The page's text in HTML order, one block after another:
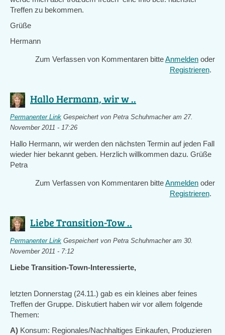
Treffen zu bekommen.
Grüße
Hermann
Zum Verfassen von Kommentaren bitteAnmelden oder
Registrieren.
Hallo Hermann, wir w ..
Permanenter Link Gespeichert von Petra Schuhmacheram 27.
November 2011 - 17:26
Hallo Hermann, wir werden den nächsten Termin auf jeden Fall
wieder hier bekannt geben. Herzlich willkommen dazu. Grüße
Petra
Zum Verfassen von Kommentaren bitteAnmelden oder
Registrieren.
Liebe Transition-Tow ..
Permanenter Link Gespeichert von Petra Schuhmacheram 30.
November 2011 - 7:12
Liebe Transition-Town-Interessierte,
letzten Donnerstag (24.11.) gab es ein kleines aber feines
Treffen der Gruppe. Diskutiert haben wir vor allem folgende
Themen:
A) Konsum: Regionales/Nachhaltiges Einkaufen, Produzieren